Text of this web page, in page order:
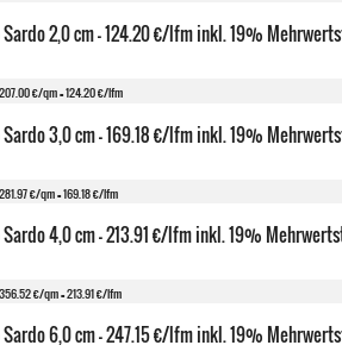
2,0 cm - 124.20 €/lfm inkl. 19%
€/qm = 124.20 €/lfm
3,0 cm - 169.18 €/lfm inkl. 19%
€/qm = 169.18 €/lfm
4,0 cm - 213.91 €/lfm inkl. 19%
€/qm = 213.91 €/lfm
6,0 cm - 247.15 €/lfm inkl. 19%